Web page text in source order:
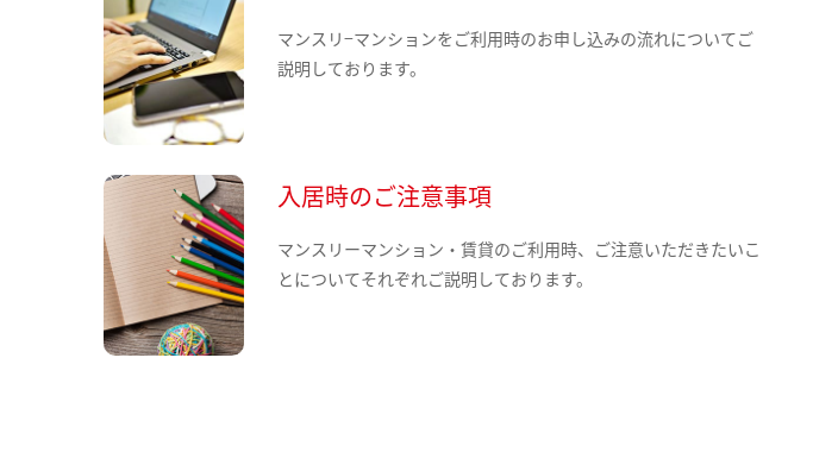
マンスリ−マンションをご利用時のお申し込みの流れについてご
説明しております。
入居時のご注意事項
マンスリーマンション・賃貸のご利用時、ご注意いただきたいこ
とについてそれぞれご説明しております。